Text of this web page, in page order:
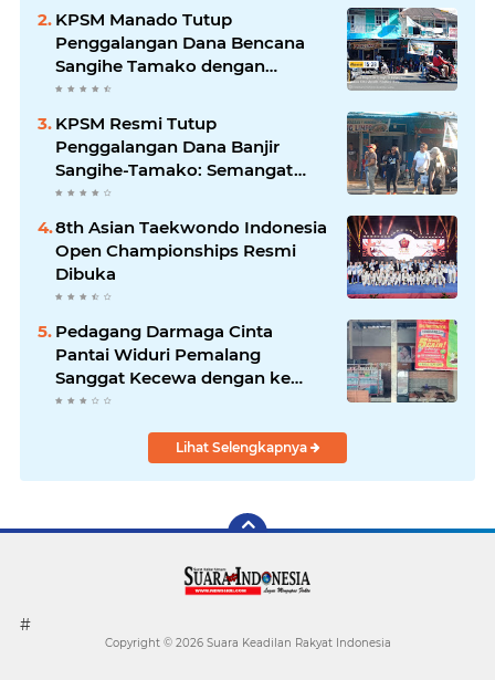
KPSM Manado Tutup
Penggalangan Dana Bencana
Sangihe Tamako dengan
Semangat Tinggi, Dihadiri
Banyak Seniman Ibu Kota
KPSM Resmi Tutup
Penggalangan Dana Banjir
Sangihe-Tamako: Semangat
Kebersamaan & Solidaritas
Tetap Terjaga
8th Asian Taekwondo Indonesia
Open Championships Resmi
Dibuka
Pedagang Darmaga Cinta
Pantai Widuri Pemalang
Sanggat Kecewa dengan ke
Pengurusan Dinas pariwisata
Lihat Selengkapnya
#
Copyright © 2026 Suara Keadilan Rakyat Indonesia